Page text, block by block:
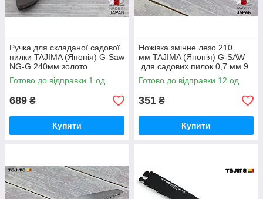
Ручка для складаної садової
пилки TAJIMA (Японія) G-Saw
NG-G 240мм золото
Готово до відправки 1 од.
689 ₴
Купити
Ножівка змінне лезо 210
мм TAJIMA (Японія) G-SAW
для садових пилок 0,7 мм 9
TPI
Готово до відправки 12 од.
351 ₴
Купити